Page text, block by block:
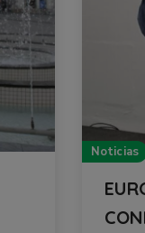
Noticias